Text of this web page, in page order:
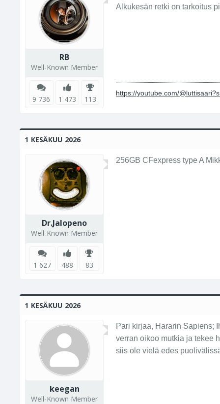
RB
Well-Known Member
9 736 1 473 113
Alkukesän retki on tarkoitus
https://youtube.com/
1 KESÄKUU 2026
Dr.Jalopeno
Well-Known Member
1 627 488 83
256GB CFexpress type A
1 KESÄKUU 2026
keegan
Well-Known Member
Pari kirjaa, Hararin Sapiens;
verran oikoo mutkia ja tekee
siis ole vielä edes